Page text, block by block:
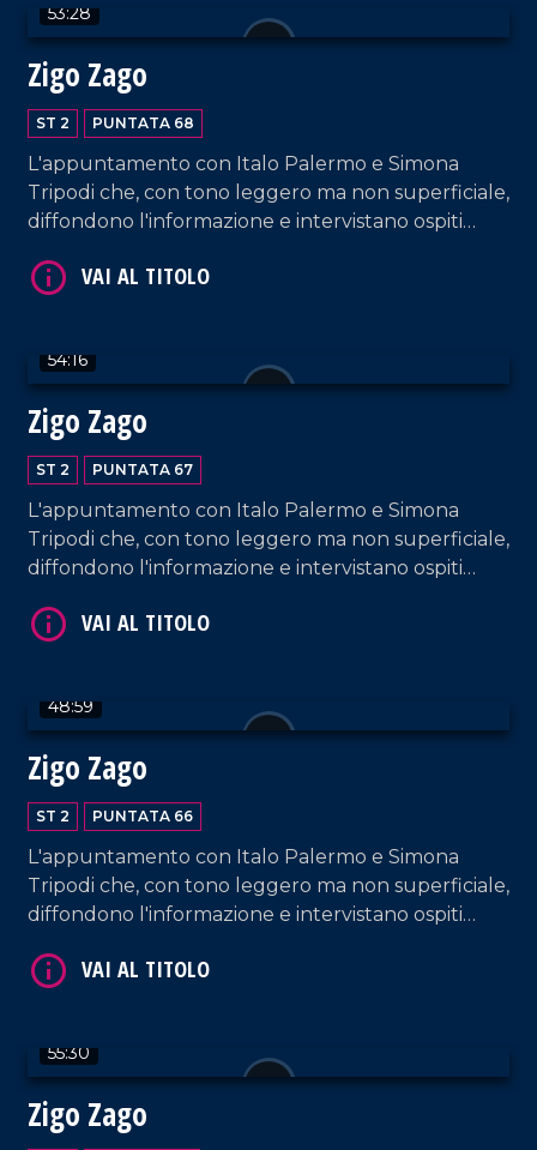
53:28
Zigo Zago
ST 2 PUNTATA 68
L'appuntamento con Italo Palermo e Simona
Tripodi che, con tono leggero ma non superficiale,
diffondono l'informazione e intervistano ospiti
Lamezia Terme.
54:16
Zigo Zago
ST 2 PUNTATA 67
L'appuntamento con Italo Palermo e Simona
Tripodi che, con tono leggero ma non superficiale,
diffondono l'informazione e intervistano ospiti
Lamezia Terme.
48:59
Zigo Zago
ST 2 PUNTATA 66
L'appuntamento con Italo Palermo e Simona
Tripodi che, con tono leggero ma non superficiale,
diffondono l'informazione e intervistano ospiti
Lamezia Terme.
55:30
Zigo Zago
VAI AL TITOLO
VAI AL TITOLO